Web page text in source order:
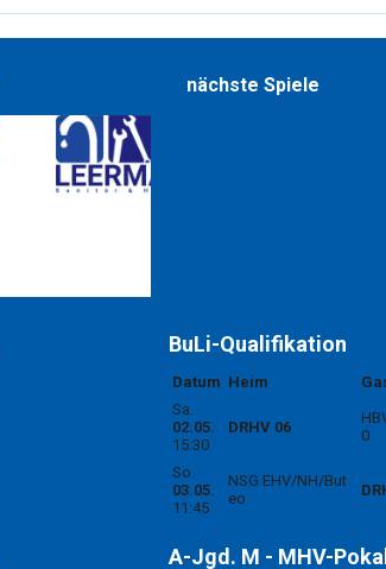
nächste Spiele
BuLi-Qualifikation
Datum Heim
Sa.
02.05.
15:30
DRHV 06
0
So.
03.05.
11:45
NSG EHV/NH/But
eo
A-Jgd. M - MHV-Pokal